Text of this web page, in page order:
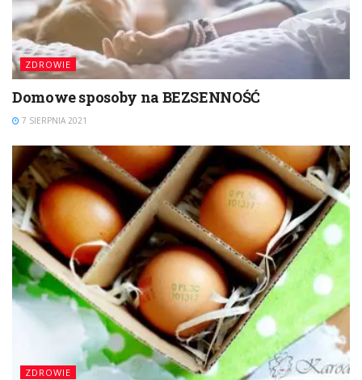
ZDROWIE
Domowe sposoby na BEZSENNOŚĆ
7 SIERPNIA 2021
ZDROWIE